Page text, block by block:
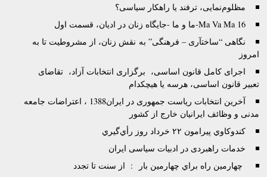
مظلوم‌نمایی، ترفند یا راهکار سیاسی؟
Ma Va Ma 16-ما و ما -جایگاه‌ زنان در ادیان، قسمت اول
نگاهی “ساختآری – فرهنگی” به نقش زنان، از مشروطیت تا به
امروز
اجرای کامل قانون اساسی، برگزاری انتخابات آزاد، تقاضای
تعبیر قانون اساسی، هرسه یا هیچکدام
آخرین انتخابات ریاست جمهوری در ایران1388 ، اعتراضات جامعه
مدنی و وظائف ایرانیان خارج از کشور
كندوكاوي پيرامون ۲۲ خرداد روز رأي‌گيري
خدمات راهبردی در ادبیات سیاسی ایران
چهارمين راه براي چهارمين بار : از سنت تا تجدد